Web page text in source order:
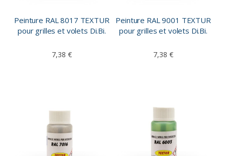
Peinture RAL 8017 TEXTUR
pour grilles et volets Di.Bi.
7,38 €
Peinture RAL 9001 TEXTUR
pour grilles et volets Di.Bi.
7,38 €